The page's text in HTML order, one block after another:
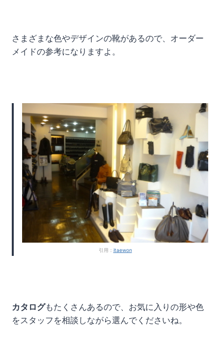
さまざまな色やデザインの靴があるので、オーダー
メイドの参考になりますよ。
引用： itaewon
カタログもたくさんあるので、お気に入りの形や色
をスタッフを相談しながら選んでくださいね。